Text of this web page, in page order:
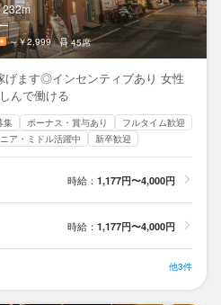
232m
～￥2,999 45席
げます◎インセンティブあり 女性
んで働ける
集 ボーナス・賞与あり
フルタイム歓迎
ア・ミドル活躍中 新卒歓迎
時給： 1,177円〜4,000円
時給： 1,177円〜4,000円
他3件